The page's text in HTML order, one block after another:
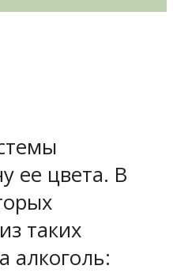
ее цвета. В
таких
алкоголь: